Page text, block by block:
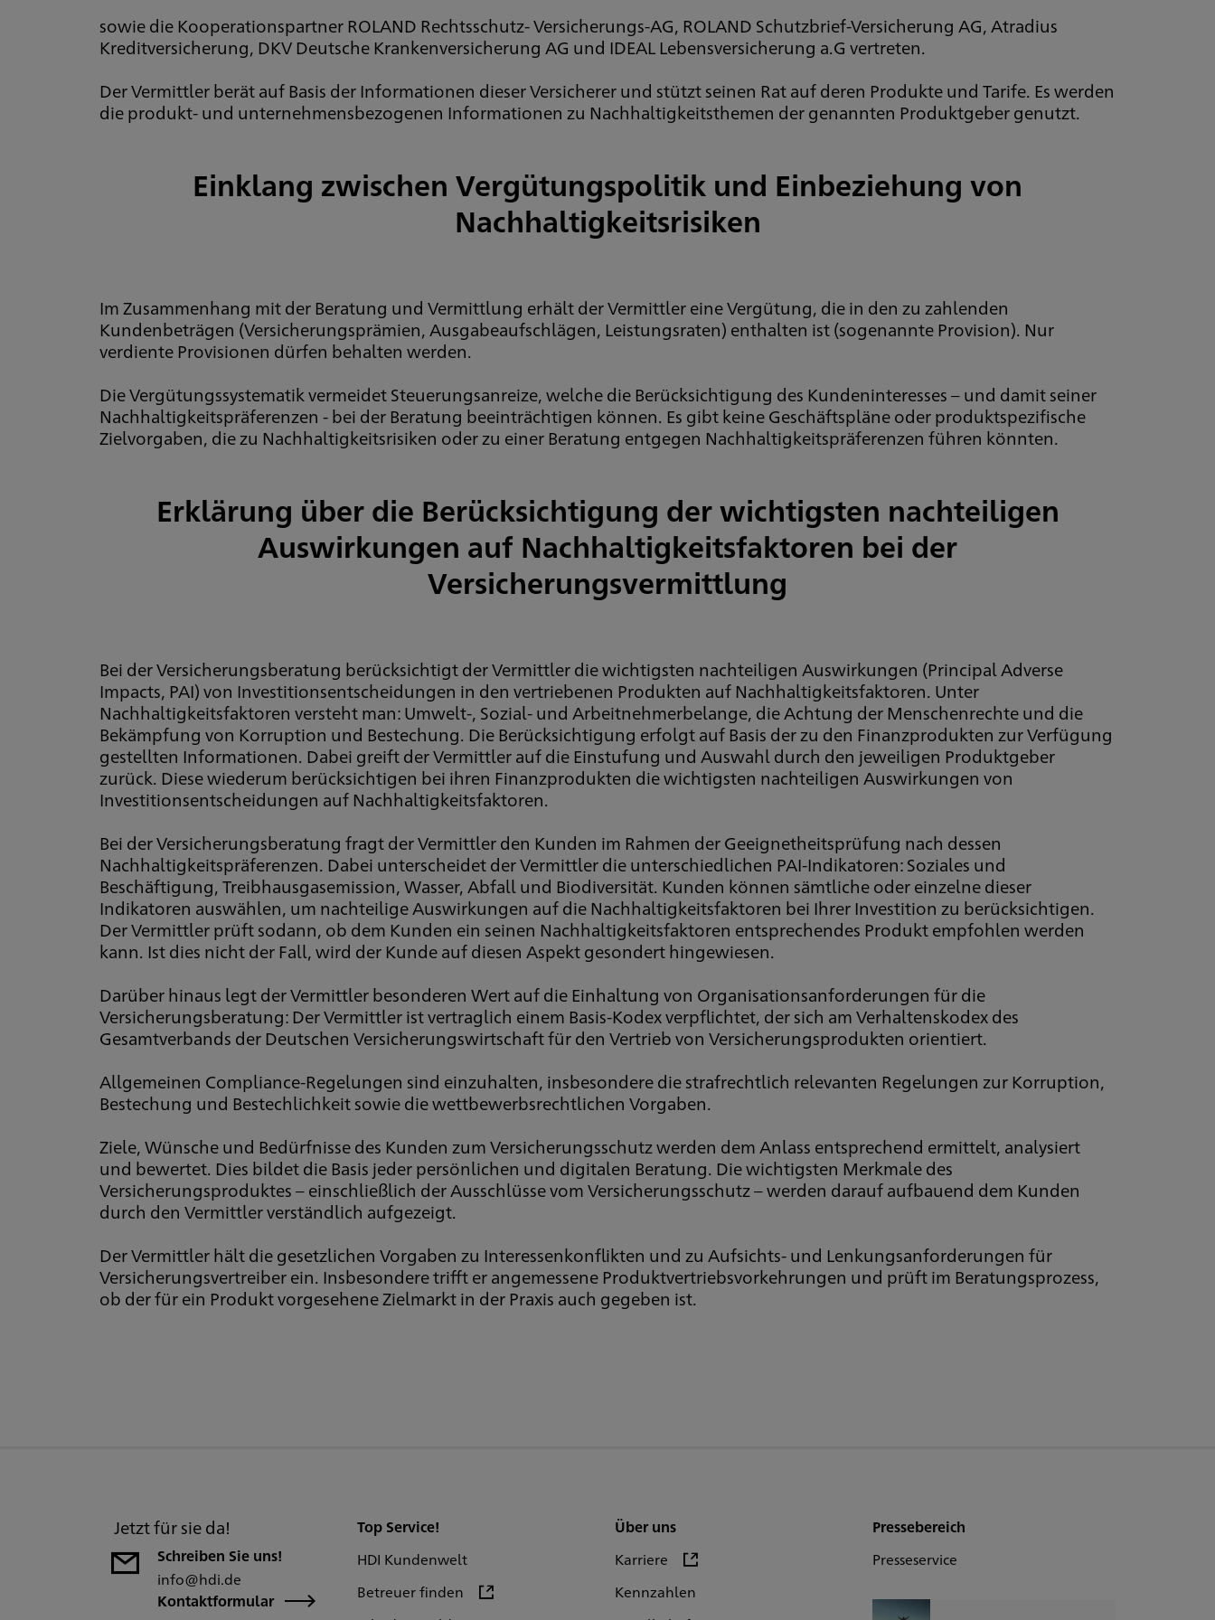
sowie die Kooperationspartner ROLAND Rechtsschutz- Versicherungs-AG, ROLAND Schutzbrief-Versicherung AG, Atradius
Kreditversicherung, DKV Deutsche Krankenversicherung AG und IDEAL Lebensversicherung a.G vertreten.
Der Vermittler berät auf Basis der Informationen dieser Versicherer und stützt seinen Rat auf deren Produkte und Tarife. Es werden
die produkt- und unternehmensbezogenen Informationen zu Nachhaltigkeitsthemen der genannten Produktgeber genutzt.
Einklang zwischen Vergütungspolitik und Einbeziehung von
Nachhaltigkeitsrisiken
Im Zusammenhang mit der Beratung und Vermittlung erhält der Vermittler eine Vergütung, die in den zu zahlenden
Kundenbeträgen (Versicherungsprämien, Ausgabeaufschlägen, Leistungsraten) enthalten ist (sogenannte Provision). Nur
verdiente Provisionen dürfen behalten werden.
Die Vergütungssystematik vermeidet Steuerungsanreize, welche die Berücksichtigung des Kundeninteresses – und damit seiner
Nachhaltigkeitspräferenzen - bei der Beratung beeinträchtigen können. Es gibt keine Geschäftspläne oder produktspezifische
Zielvorgaben, die zu Nachhaltigkeitsrisiken oder zu einer Beratung entgegen Nachhaltigkeitspräferenzen führen könnten.
Erklärung über die Berücksichtigung der wichtigsten nachteiligen
Auswirkungen auf Nachhaltigkeitsfaktoren bei der
Versicherungsvermittlung
Bei der Versicherungsberatung berücksichtigt der Vermittler die wichtigsten nachteiligen Auswirkungen (Principal Adverse
Impacts, PAI) von Investitionsentscheidungen in den vertriebenen Produkten auf Nachhaltigkeitsfaktoren. Unter
Nachhaltigkeitsfaktoren versteht man: Umwelt-, Sozial- und Arbeitnehmerbelange, die Achtung der Menschenrechte und die
Bekämpfung von Korruption und Bestechung. Die Berücksichtigung erfolgt auf Basis der zu den Finanzprodukten zur Verfügung
gestellten Informationen. Dabei greift der Vermittler auf die Einstufung und Auswahl durch den jeweiligen Produktgeber
zurück. Diese wiederum berücksichtigen bei ihren Finanzprodukten die wichtigsten nachteiligen Auswirkungen von
Investitionsentscheidungen auf Nachhaltigkeitsfaktoren.
Bei der Versicherungsberatung fragt der Vermittler den Kunden im Rahmen der Geeignetheitsprüfung nach dessen
Nachhaltigkeitspräferenzen. Dabei unterscheidet der Vermittler die unterschiedlichen PAI-Indikatoren: Soziales und
Beschäftigung, Treibhausgasemission, Wasser, Abfall und Biodiversität. Kunden können sämtliche oder einzelne dieser
Indikatoren auswählen, um nachteilige Auswirkungen auf die Nachhaltigkeitsfaktoren bei Ihrer Investition zu berücksichtigen.
Der Vermittler prüft sodann, ob dem Kunden ein seinen Nachhaltigkeitsfaktoren entsprechendes Produkt empfohlen werden
kann. Ist dies nicht der Fall, wird der Kunde auf diesen Aspekt gesondert hingewiesen.
Darüber hinaus legt der Vermittler besonderen Wert auf die Einhaltung von Organisationsanforderungen für die
Versicherungsberatung: Der Vermittler ist vertraglich einem Basis-Kodex verpflichtet, der sich am Verhaltenskodex des
Gesamtverbands der Deutschen Versicherungswirtschaft für den Vertrieb von Versicherungsprodukten orientiert.
Allgemeinen Compliance-Regelungen sind einzuhalten, insbesondere die strafrechtlich relevanten Regelungen zur Korruption,
Bestechung und Bestechlichkeit sowie die wettbewerbsrechtlichen Vorgaben.
Ziele, Wünsche und Bedürfnisse des Kunden zum Versicherungsschutz werden dem Anlass entsprechend ermittelt, analysiert
und bewertet. Dies bildet die Basis jeder persönlichen und digitalen Beratung. Die wichtigsten Merkmale des
Versicherungsproduktes – einschließlich der Ausschlüsse vom Versicherungsschutz – werden darauf aufbauend dem Kunden
durch den Vermittler verständlich aufgezeigt.
Der Vermittler hält die gesetzlichen Vorgaben zu Interessenkonflikten und zu Aufsichts- und Lenkungsanforderungen für
Versicherungsvertreiber ein. Insbesondere trifft er angemessene Produktvertriebsvorkehrungen und prüft im Beratungsprozess,
ob der für ein Produkt vorgesehene Zielmarkt in der Praxis auch gegeben ist.
Jetzt für sie da!
Schreiben Sie uns!
info@hdi.de
Kontaktformular
Top Service!
HDI Kundenwelt
Betreuer finden
Über uns
Karriere
Kennzahlen
Pressebereich
Presseservice